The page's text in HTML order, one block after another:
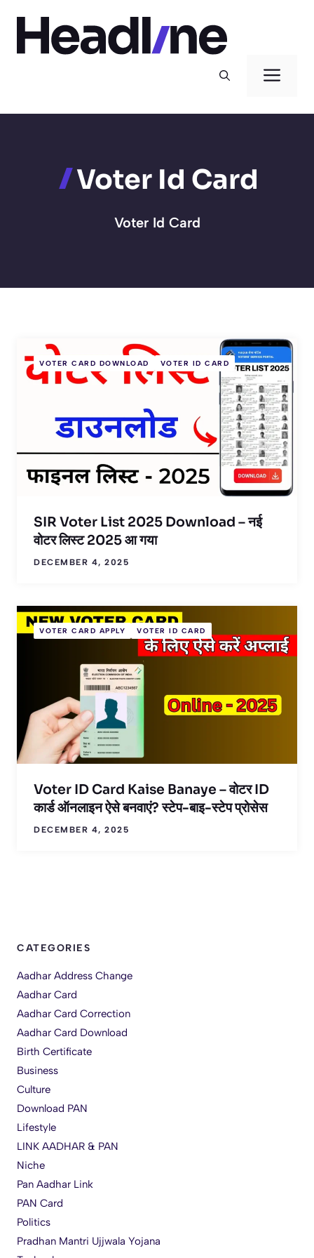
Voter Id Card
Voter Id Card
VOTER CARD DOWNLOAD VOTER ID CARD
SIR Voter List 2025 Download – नई
वोटर लिस्ट 2025 आ गया
DECEMBER 4, 2025
VOTER CARD APPLY VOTER ID CARD
Voter ID Card Kaise Banaye – वोटर ID
कार्ड ऑनलाइन ऐसे बनवाएं? स्टेप-बाइ-स्टेप प्रोसेस
DECEMBER 4, 2025
CATEGORIES
Aadhar Address Change
Aadhar Card
Aadhar Card Correction
Aadhar Card Download
Birth Certificate
Business
Culture
Download PAN
Lifestyle
LINK AADHAR & PAN
Niche
Pan Aadhar Link
PAN Card
Politics
Pradhan Mantri Ujjwala Yojana